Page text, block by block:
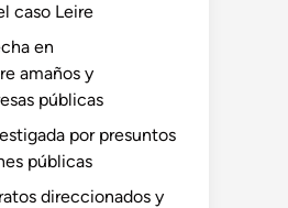
caso Leire
en
amaños y
públicas
por presuntos
públicas
direccionados y